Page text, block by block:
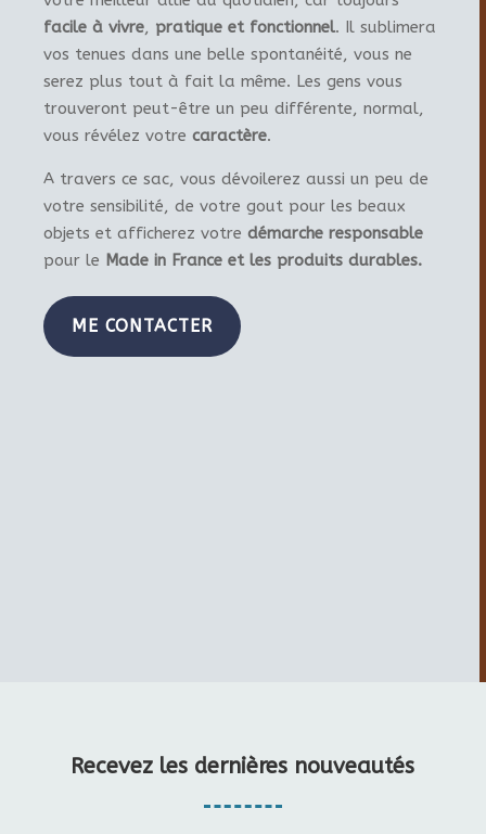
facile à vivre, pratique et fonctionnel. Il sublimera
vos tenues dans une belle spontanéité, vous ne
serez plus tout à fait la même. Les gens vous
trouveront peut-être un peu différente, normal,
vous révélez votre caractère.
A travers ce sac, vous dévoilerez aussi un peu de
votre sensibilité, de votre gout pour les beaux
objets et afficherez votre démarche responsable
pour le Made in France et les produits durables.
ME CONTACTER
Recevez les dernières nouveautés